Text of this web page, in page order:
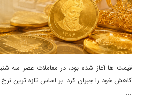
کاهش خود را جبران کرد. بر اساس تازه ترین نرخ
...